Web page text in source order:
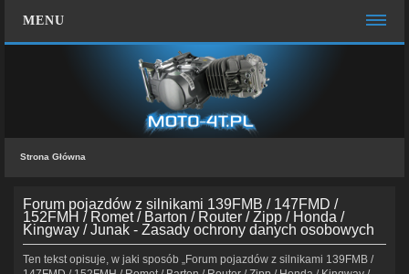
MENU
Zespół administracyjny
FAQ
MOTO CHAT
ZALOGUJ SIĘ
ZAREJESTRUJ SIĘ
Strona Główna
Forum pojazdów z silnikami 139FMB / 147FMD /
152FMH / Romet / Barton / Router / Zipp / Honda /
Kingway / Junak - Zasady ochrony danych osobowych
Ten tekst opisuje, w jaki sposób „Forum pojazdów z silnikami 139FMB /